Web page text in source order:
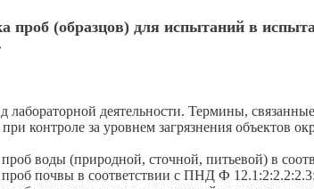
проб (образцов) для испытаний в
лабораторной деятельности. Термины,
контроле за уровнем загрязнения объектов
воды (природной, сточной, питьевой) в
проб почвы в соответствии с ПНД Ф